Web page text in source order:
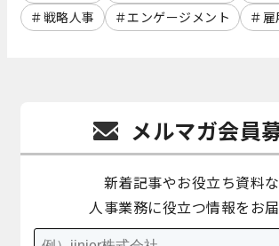
戦略人事
エンゲージメント
メルマガ会員
新着記事やお役立ち資料
人事業務に役立つ情報をお届